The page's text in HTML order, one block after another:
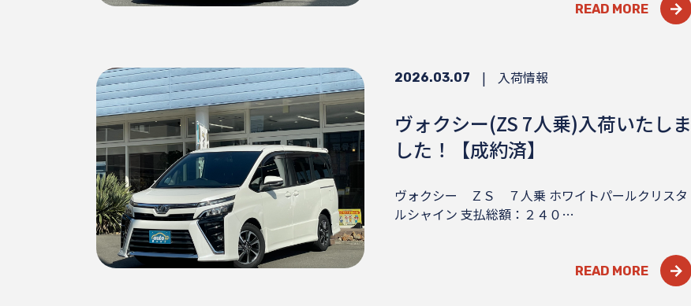
READ MORE
2026.03.07 | 入荷情報
ヴォクシー(ZS 7人乗)入荷いたしま
した！【成約済】
ヴォクシー ＺＳ ７人乗 ホワイトパールクリスタ
ルシャイン 支払総額：２４０…
READ MORE